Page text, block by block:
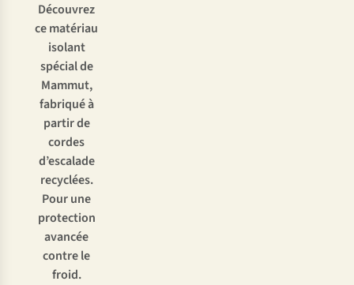
Découvrez
ce matériau
isolant
spécial de
Mammut,
fabriqué à
partir de
cordes
d’escalade
recyclées.
Pour une
protection
avancée
contre le
froid.